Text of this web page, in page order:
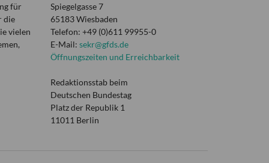
für
die
vielen
Spiegelgasse 7
65183 Wiesbaden
Telefon: +49 (0)611 99955-0
E-Mail: sekr@gfds.de
Öffnungszeiten und Erreichbarkeit
Redaktionsstab beim
Deutschen Bundestag
Platz der Republik 1
11011 Berlin